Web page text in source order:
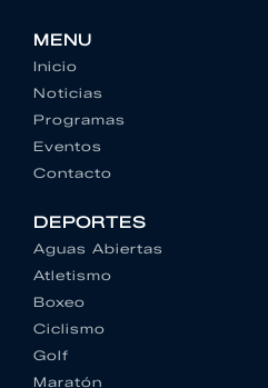
MENU
Inicio
Noticias
Programas
Eventos
Contacto
DEPORTES
Aguas Abiertas
Atletismo
Boxeo
Ciclismo
Golf
Maratón